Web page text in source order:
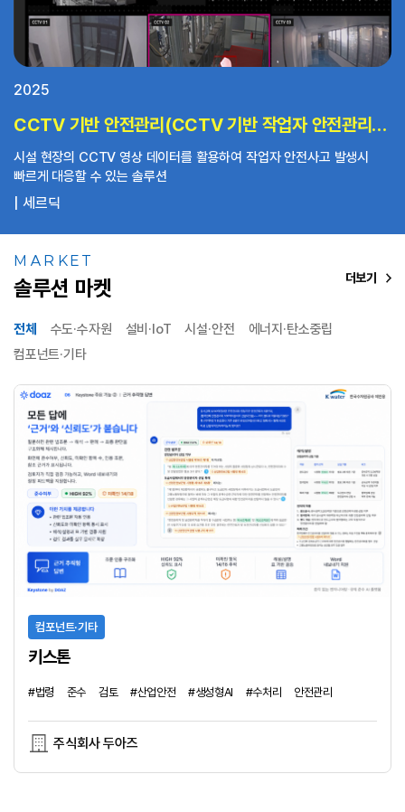
2025
CCTV 기반 안전관리(CCTV 기반 작업자 안전관리 솔루션)
시설 현장의 CCTV 영상 데이터를 활용하여 작업자 안전사고 발생시
빠르게 대응할 수 있는 솔루션
세르딕
MARKET
솔루션 마켓 더보기
전체
#중대재해처벌법
시설·안전
(주)에이쓰리
수도·수자원 설비·IoT 시설·안전
에너지·탄소중립
컴포넌트·기타